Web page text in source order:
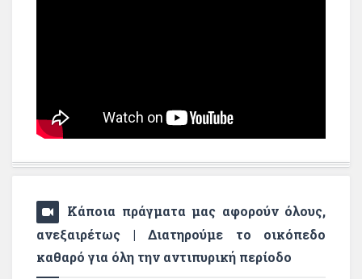
Κάποια πράγματα μας αφορούν όλους,
ανεξαιρέτως | Διατηρούμε το οικόπεδο
καθαρό για όλη την αντιπυρική περίοδο